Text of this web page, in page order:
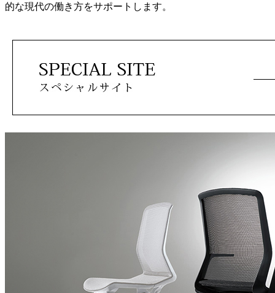
的な現代の働き方をサポートします。